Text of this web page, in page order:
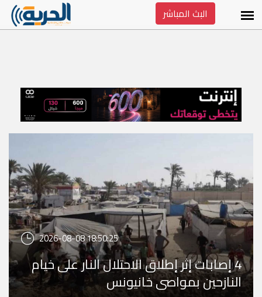
البث المباشر
2026-08-08 18:50:25
4 إصابات إثر إطلاق الاحتلال النار على خيام
النازحين بمواصي خانيونس